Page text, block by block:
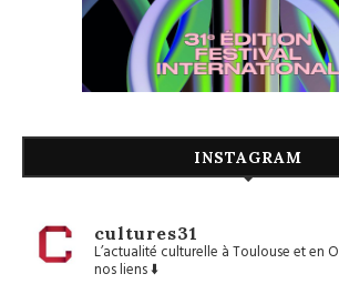
INSTAGRAM
cultures31
L’actualité culturelle à Toulouse et en
nos liens ⬇️